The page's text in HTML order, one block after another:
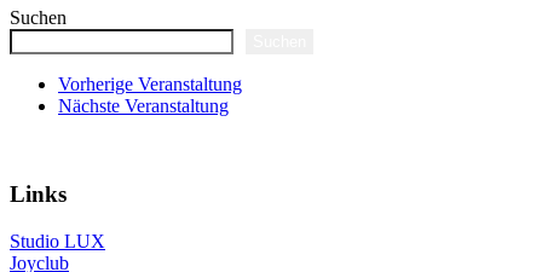
Suchen
Vorherige Veranstaltung
Nächste Veranstaltung
Links
Studio LUX
Joyclub